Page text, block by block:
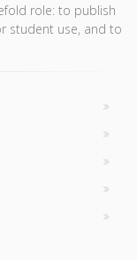
role: to publish
student use, and to